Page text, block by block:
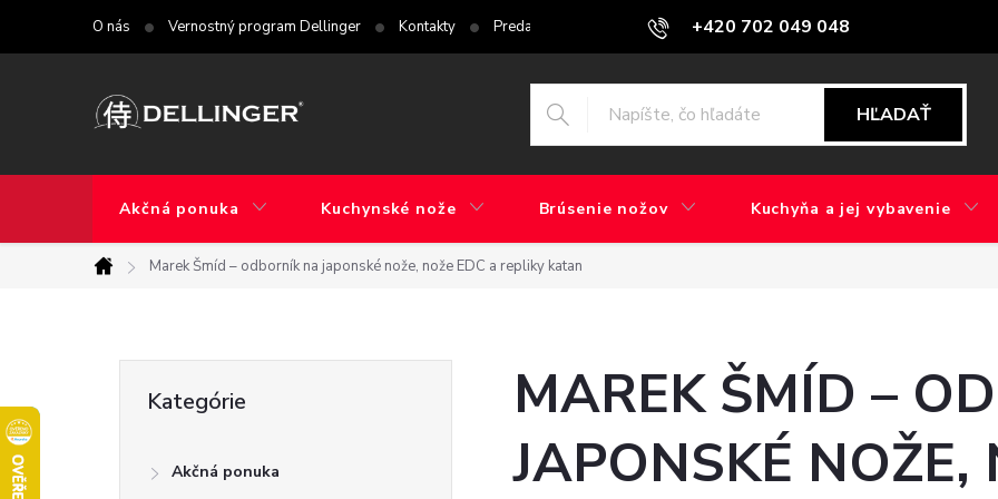
+420 702 049 048
O nás Vernostný program Dellinger Kontakty Predajne Aký je rozdiel medzi brúsením v továrni a ručným
HĽADAŤ
Akčná ponuka Kuchynské nože Brúsenie nožov Kuchyňa a jej vybavenie
Domov
Marek Šmíd – odborník na japonské nože, nože EDC a repliky katan
kategórie
Kategórie
Akčná ponuka
MAREK ŠMÍD –
JAPONSKÉ NOŽE,